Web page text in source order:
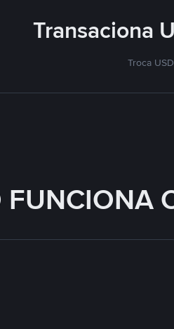
Transaciona
Troca
FUNCIONA